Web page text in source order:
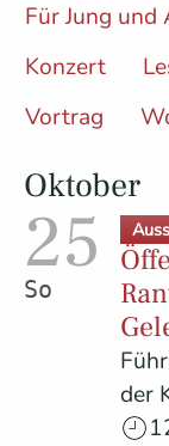
Für Jung und
Konzert
Vortrag
Oktober
25
Sonntag
der